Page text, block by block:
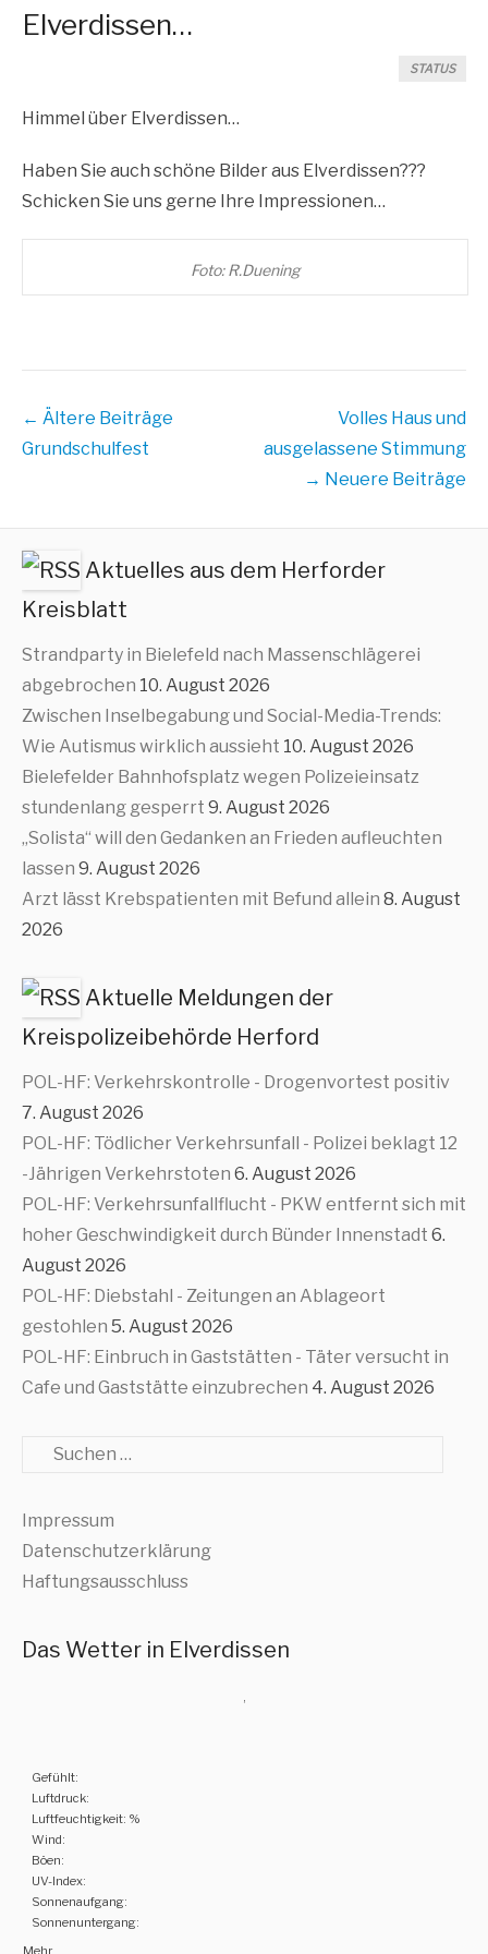
Elverdissen…
STATUS
Him­mel über Elverdissen…
Haben Sie auch schö­ne Bil­der aus Elverdissen???
Schi­cken Sie uns ger­ne Ihre Impressionen…
Foto: R.Duening
Beitrags
Übersicht
← Ältere Beiträge
Grundschulfest
Volles Haus und
ausgelassene Stimmung
→ Neuere Beiträge
Aktuelles aus dem Herforder
Kreisblatt
Strandparty in Bielefeld nach Massenschlägerei
abgebrochen 10. August 2026
Zwischen Inselbegabung und Social-Media-Trends:
Wie Autismus wirklich aussieht 10. August 2026
Bielefelder Bahnhofsplatz wegen Polizeieinsatz
stundenlang gesperrt 9. August 2026
„Solista“ will den Gedanken an Frieden aufleuchten
lassen 9. August 2026
Arzt lässt Krebspatienten mit Befund allein 8. August
2026
Aktuelle Meldungen der
Kreispolizeibehörde Herford
POL-HF: Verkehrskontrolle - Drogenvortest positiv
7. August 2026
POL-HF: Tödlicher Verkehrsunfall - Polizei beklagt 12
-Jährigen Verkehrstoten 6. August 2026
POL-HF: Verkehrsunfallflucht - PKW entfernt sich mit
hoher Geschwindigkeit durch Bünder Innenstadt 6.
August 2026
POL-HF: Diebstahl - Zeitungen an Ablageort
gestohlen 5. August 2026
POL-HF: Einbruch in Gaststätten - Täter versucht in
Cafe und Gaststätte einzubrechen 4. August 2026
Suche
Impressum
Datenschutzerklärung
Haftungsausschluss
Das Wetter in Elverdissen
Gefühlt:
Luftdruck:
Luftfeuchtigkeit: %
Wind:
Böen:
UV-Index:
Sonnenaufgang:
Sonnenuntergang:
Mehr...